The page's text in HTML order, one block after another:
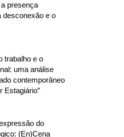
presença
desconexão e o
trabalho e o
uma análise
contemporâneo
Estagiário”
do
(En)Cena